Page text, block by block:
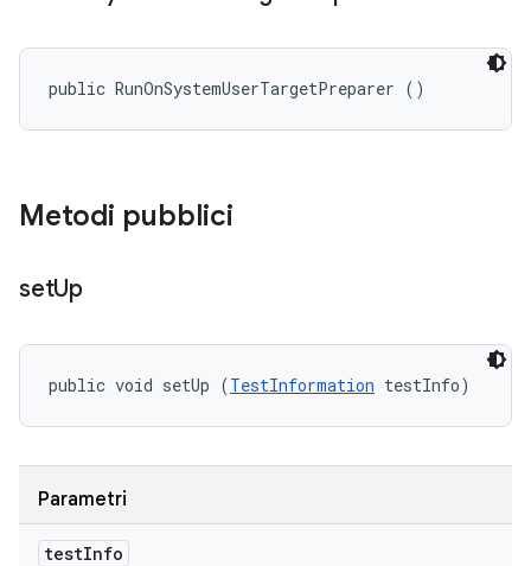
public RunOnSystemUserTargetPreparer ()
Metodi pubblici
setUp
public void setUp (TestInformation testInfo)
Parametri
testInfo